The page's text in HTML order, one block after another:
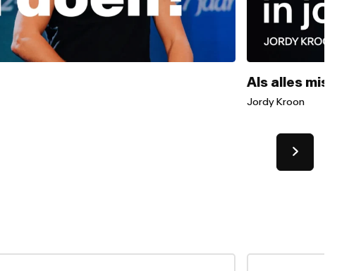
Als alles
Jordy Kroon